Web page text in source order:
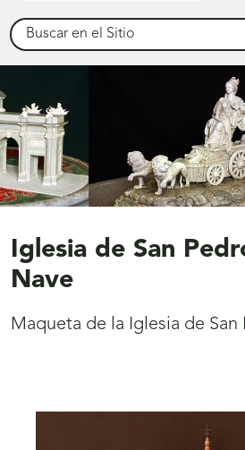
Buscar
Iglesia de San
Nave
Maqueta de la Iglesia de San